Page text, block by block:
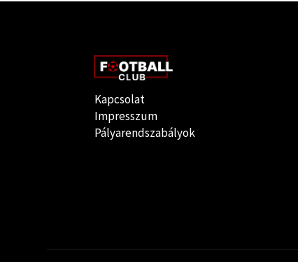
Kapcsolat
Impresszum
Pályarendszabályok